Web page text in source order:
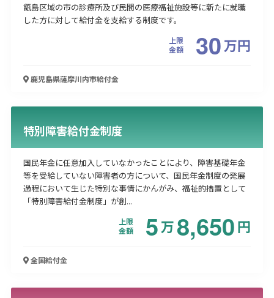
検索
甑島区域の市の診療所及び民間の医療福祉施設等に新たに就職
した方に対して給付金を支給する制度です。
上限
金額
30万円
鹿児島県薩摩川内市給付金
特別障害給付金制度
国民年金に任意加入していなかったことにより、障害基礎年金
等を受給していない障害者の方について、国民年金制度の発展
過程において生じた特別な事情にかんがみ、福祉的措置として
「特別障害給付金制度」が創...
上限
金額
5万8,650円
全国給付金